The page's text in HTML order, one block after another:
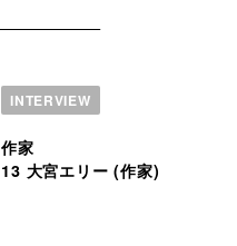
INTERVIEW
作家
13 大宮エリー (作家)